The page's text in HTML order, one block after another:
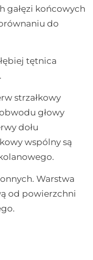
gałęzi końcowych
do
tętnica
strzałkowy
głowy
dołu
wspólny są
Warstwa
od powierzchni